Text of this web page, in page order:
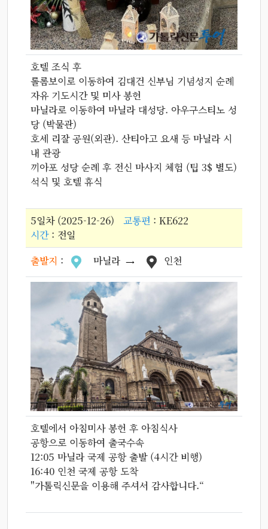
호텔 조식 후
롤롬보이로 이동하여 김대건 신부님 기념성지 순례
자유 기도시간 및 미사 봉헌
마닐라로 이동하여 마닐라 대성당. 아우구스티노 성
당 (박물관)
호세 리잘 공원(외관). 산티아고 요새 등 마닐라 시
내 관광
끼아포 성당 순례 후 전신 마사지 체험 (팁 3$ 별도)
석식 및 호텔 휴식
5일차 (2025-12-26) 교통편 : KE622
시간: 전일
출발지 : 마닐라 인천
호텔에서 아침미사 봉헌 후 아침식사
공항으로 이동하여 출국수속
12:05 마닐라 국제 공항 출발 (4시간 비행)
16:40 인천 국제 공항 도착
"가톨릭신문을 이용해 주셔서 감사합니다.“